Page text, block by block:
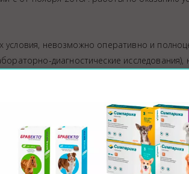
животных
невозможно оперативно и
диагностические
все правила асептики и антисептики при
оказание качественных ветеринарных
малотравматичные методы обследований,
работу с пациентами на новый